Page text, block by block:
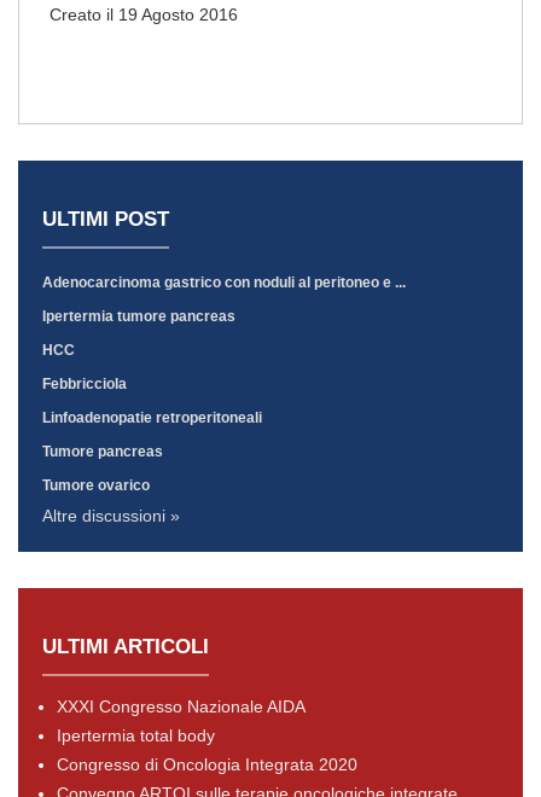
Creato il 19 Agosto 2016
ULTIMI POST
Adenocarcinoma gastrico con noduli al peritoneo e ...
Ipertermia tumore pancreas
HCC
Febbricciola
Linfoadenopatie retroperitoneali
Tumore pancreas
Tumore ovarico
Altre discussioni »
ULTIMI ARTICOLI
XXXI Congresso Nazionale AIDA
Ipertermia total body
Congresso di Oncologia Integrata 2020